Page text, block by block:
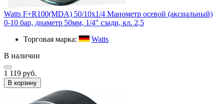
Watts F+R100(MDA) 50/10x1/4 Манометр осевой (аксиальный)
0-10 бар, диаметр 50мм, 1/4" сзади, кл. 2,5
Торговая марка:
Watts
В наличии
1 119 руб.
В корзину